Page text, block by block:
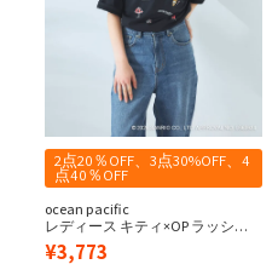
2点20％OFF、3点30%OFF、4
点40％OFF
ocean pacific
レディース キティ×OP ラッシュT
シャツ
¥3,773